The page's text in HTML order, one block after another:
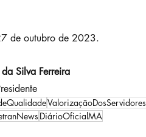
de outubro de 2023.
Silva Ferreira
ValorizaçãoDosServidores
DiárioOficialMA